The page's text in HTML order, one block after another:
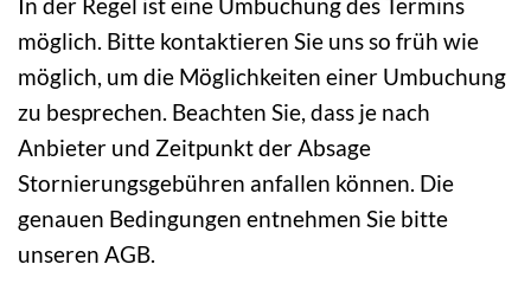
möglich. Bitte kontaktieren Sie uns so früh wie
möglich, um die Möglichkeiten einer Umbuchung
zu besprechen. Beachten Sie, dass je nach
Anbieter und Zeitpunkt der Absage
Stornierungsgebühren anfallen können. Die
genauen Bedingungen entnehmen Sie bitte
unseren AGB.